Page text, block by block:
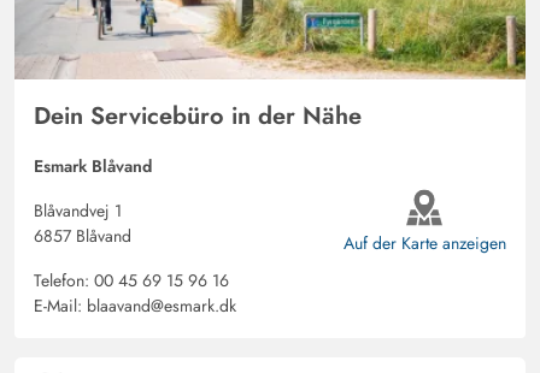
Schutz als auch Sonne gibt.
Michael Boehm
Wir haben für 2027 schon gebucht! Dieses Haus ist so
schön. Die Lage, die Ausstattung, die Aussicht im
Obergeschoss, den eigenen Dünenbereich, einmal ums
Haus und man ist am Strand, es ist alles einfach Herrlich.
Dein Servicebüro in der Nähe
Esmark Blåvand
Blåvandvej 1
6857 Blåvand
Telefon: 00 45 69 15 96 16
E-Mail: blaavand@esmark.dk
Auf der Karte anzeigen